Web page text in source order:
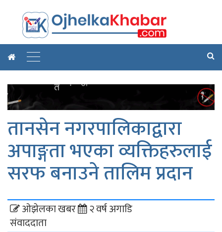
तानसेन नगरपालिकाद्वारा
अपाङ्गता भएका व्यक्तिहरुलाई
सरफ बनाउने तालिम प्रदान
ओझेलका खबर
संवाददाता
२ वर्ष अगाडि